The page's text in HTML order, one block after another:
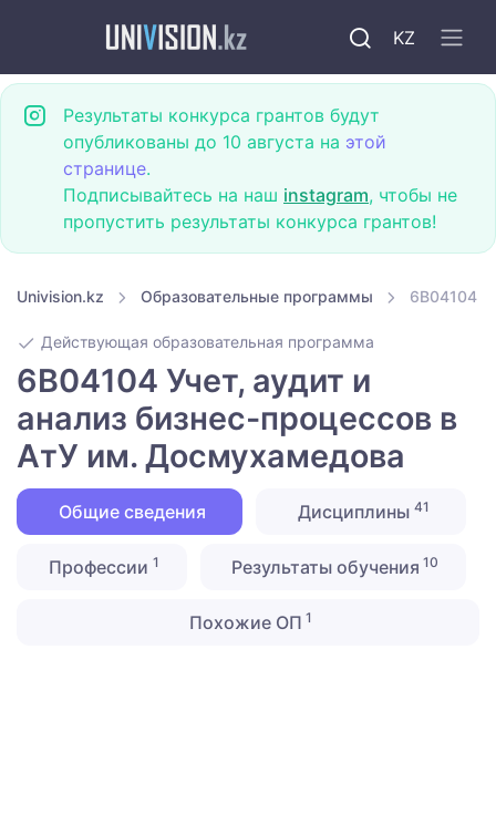
KZ
Результаты конкурса грантов будут
опубликованы до 10 августа на этой
странице.
Подписывайтесь на наш instagram, чтобы не
пропустить результаты конкурса грантов!
Univision.kz Образовательные программы 6B04104
Действующая образовательная программа
6B04104 Учет, аудит и
анализ бизнес-процессов в
АтУ им. Досмухамедова
Общие сведения Дисциплины 41
Профессии 1 Результаты обучения 10
Похожие ОП 1